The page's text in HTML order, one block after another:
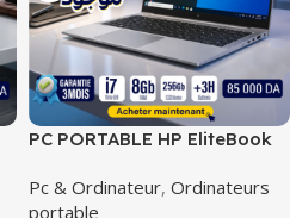
PC PORTABLE HP EliteBook
Pc & Ordinateur, Ordinateurs
portable